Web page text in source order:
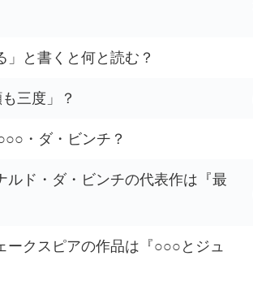
」と書くと何と読む？
三度」？
・ダ・ビンチ？
ルド・ダ・ビンチの代表作は『最
ークスピアの作品は『○○○とジュ